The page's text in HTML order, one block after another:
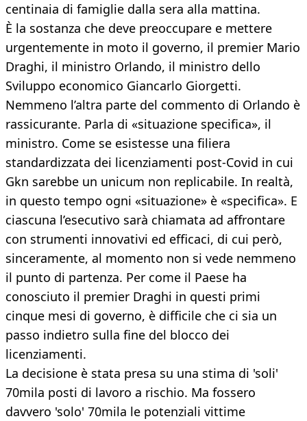
centinaia di famiglie dalla sera alla mattina.
È la sostanza che deve preoccupare e mettere
urgentemente in moto il governo, il premier Mario
Draghi, il ministro Orlando, il ministro dello
Sviluppo economico Giancarlo Giorgetti.
Nemmeno l’altra parte del commento di Orlando è
rassicurante. Parla di «situazione specifica», il
ministro. Come se esistesse una filiera
standardizzata dei licenziamenti post-Covid in cui
Gkn sarebbe un unicum non replicabile. In realtà,
in questo tempo ogni «situazione» è «specifica». E
ciascuna l’esecutivo sarà chiamata ad affrontare
con strumenti innovativi ed efficaci, di cui però,
sinceramente, al momento non si vede nemmeno
il punto di partenza. Per come il Paese ha
conosciuto il premier Draghi in questi primi
cinque mesi di governo, è difficile che ci sia un
passo indietro sulla fine del blocco dei
licenziamenti.
La decisione è stata presa su una stima di 'soli'
70mila posti di lavoro a rischio. Ma fossero
davvero 'solo' 70mila le potenziali vittime